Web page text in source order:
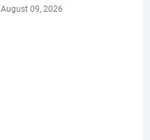
August 09, 2026